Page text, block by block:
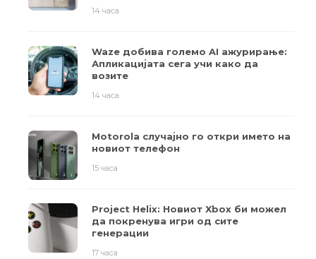
14 часа
Waze добива големо AI ажурирање:
Апликацијата сега учи како да
возите
14 часа
Motorola случајно го откри името на
новиот телефон
15 часа
Project Helix: Новиот Xbox би можел
да покренува игри од сите
генерации
17 часа